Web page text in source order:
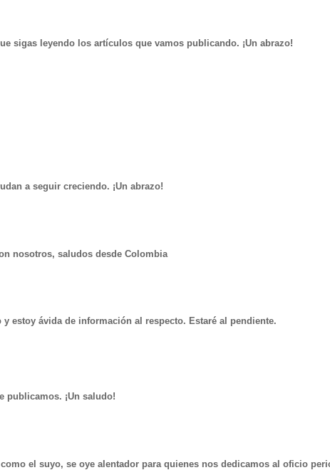
sigas leyendo los artículos que vamos publicando. ¡Un abrazo!
a seguir creciendo. ¡Un abrazo!
nosotros, saludos desde Colombia
estoy ávida de información al respecto. Estaré al pendiente.
publicamos. ¡Un saludo!
el suyo, se oye alentador para quienes nos dedicamos al oficio